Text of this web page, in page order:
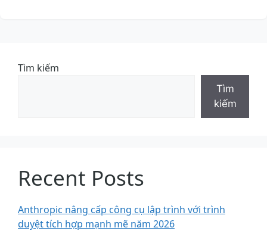
Tìm kiếm
Tìm
kiếm
Recent Posts
Anthropic nâng cấp công cụ lập trình với trình
duyệt tích hợp mạnh mẽ năm 2026